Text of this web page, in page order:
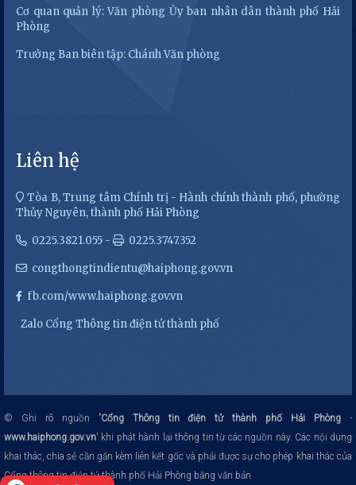
Cơ quan quản lý: Văn phòng Ủy ban nhân dân thành phố Hải
Phòng
Trưởng Ban biên tập: Chánh Văn phòng
Liên hệ
Tòa B, Trung tâm Chính trị - Hành chính thành phố, phường
Thủy Nguyên, thành phố Hải Phòng
0225.3821.055 - 0225.3747.352
congthongtindientu@haiphong.gov.vn
fb.com/www.haiphong.gov.vn
Zalo Cổng Thông tin điện tử thành phố
© Ghi rõ nguồn 'Cổng Thông tin điện tử thành phố Hải Phòng -
www.haiphong.gov.vn' khi phát hành lại thông tin từ các nguồn này. Các nội dung
khai thác, chia sẻ cần gắn kèm liên kết gốc và phải được sự cho phép khai thác của
Cổng thông tin điện tử thành phố Hải Phòng bằng văn bản